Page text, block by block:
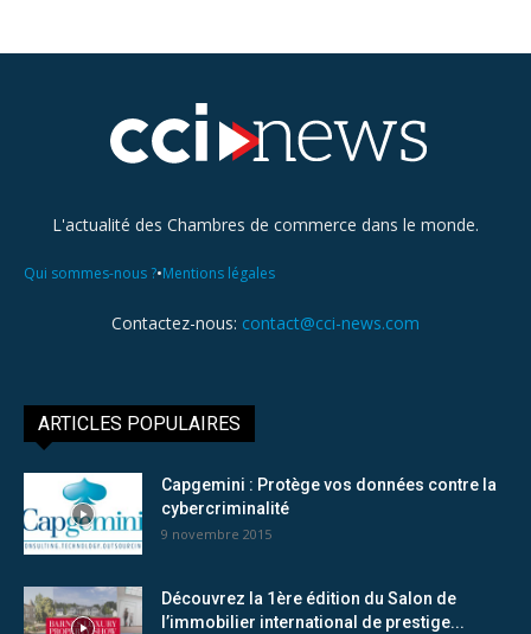
L'actualité des Chambres de commerce dans le monde.
Qui sommes-nous ?•Mentions légales
Contactez-nous: contact@cci-news.com
ARTICLES POPULAIRES
Capgemini : Protège vos données contre la
cybercriminalité
9 novembre 2015
Découvrez la 1ère édition du Salon de
l’immobilier international de prestige...